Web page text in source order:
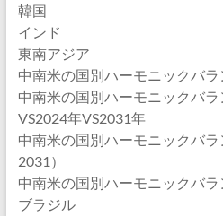
韓国
インド
東南アジア
中南米の国別ハーモニックバ
中南米の国別ハーモニックバ
VS2024年VS2031年
中南米の国別ハーモニックバ
2031）
中南米の国別ハーモニックバラ
ブラジル